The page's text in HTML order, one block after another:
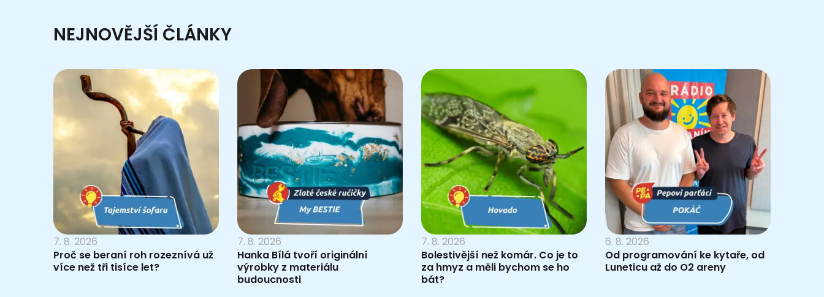
NEJNOVĚJŠÍ ČLÁNKY
7. 8. 2026
Proč se beraní roh rozeznívá už
více než tři tisíce let?
7. 8. 2026
Hanka Bílá tvoří originální
výrobky z materiálu
budoucnosti
7. 8. 2026
Bolestivější než komár. Co je to
za hmyz a měli bychom se ho
bát?
6. 8. 2026
Od programování ke kytaře, od
Luneticu až do O2 areny